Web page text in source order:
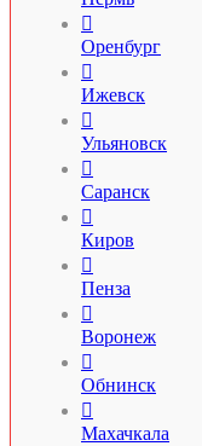

Оренбург

Ижевск

Ульяновск

Саранск

Киров

Пенза

Воронеж

Обнинск

Махачкала